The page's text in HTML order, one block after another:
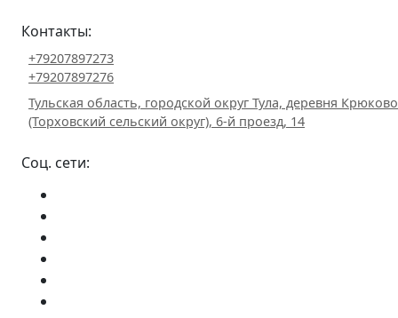
Контакты:
+79207897273
+79207897276
Тульская область, городской округ Тула, деревня Крюково
(Торховский сельский округ), 6-й проезд, 14
Соц. сети: